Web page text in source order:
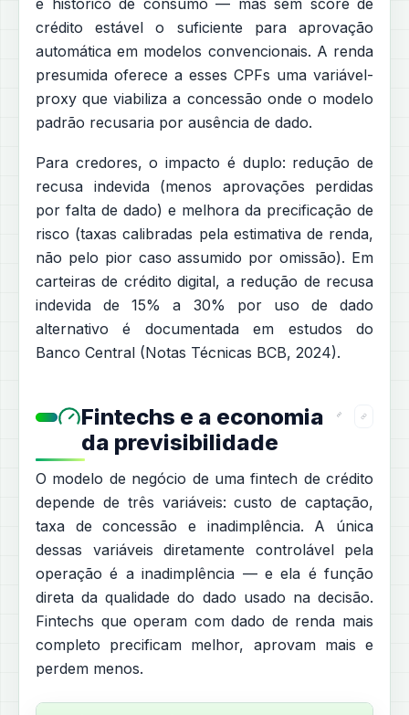
e histórico de consumo — mas sem score de
crédito estável o suficiente para aprovação
automática em modelos convencionais. A renda
presumida oferece a esses CPFs uma variável-
proxy que viabiliza a concessão onde o modelo
padrão recusaria por ausência de dado.
Para credores, o impacto é duplo: redução de
recusa indevida (menos aprovações perdidas
por falta de dado) e melhora da precificação de
risco (taxas calibradas pela estimativa de renda,
não pelo pior caso assumido por omissão). Em
carteiras de crédito digital, a redução de recusa
indevida de 15% a 30% por uso de dado
alternativo é documentada em estudos do
Banco Central (Notas Técnicas BCB, 2024).
Fintechs e a economia
da previsibilidade
O modelo de negócio de uma fintech de crédito
depende de três variáveis: custo de captação,
taxa de concessão e inadimplência. A única
dessas variáveis diretamente controlável pela
operação é a inadimplência — e ela é função
direta da qualidade do dado usado na decisão.
Fintechs que operam com dado de renda mais
completo precificam melhor, aprovam mais e
perdem menos.